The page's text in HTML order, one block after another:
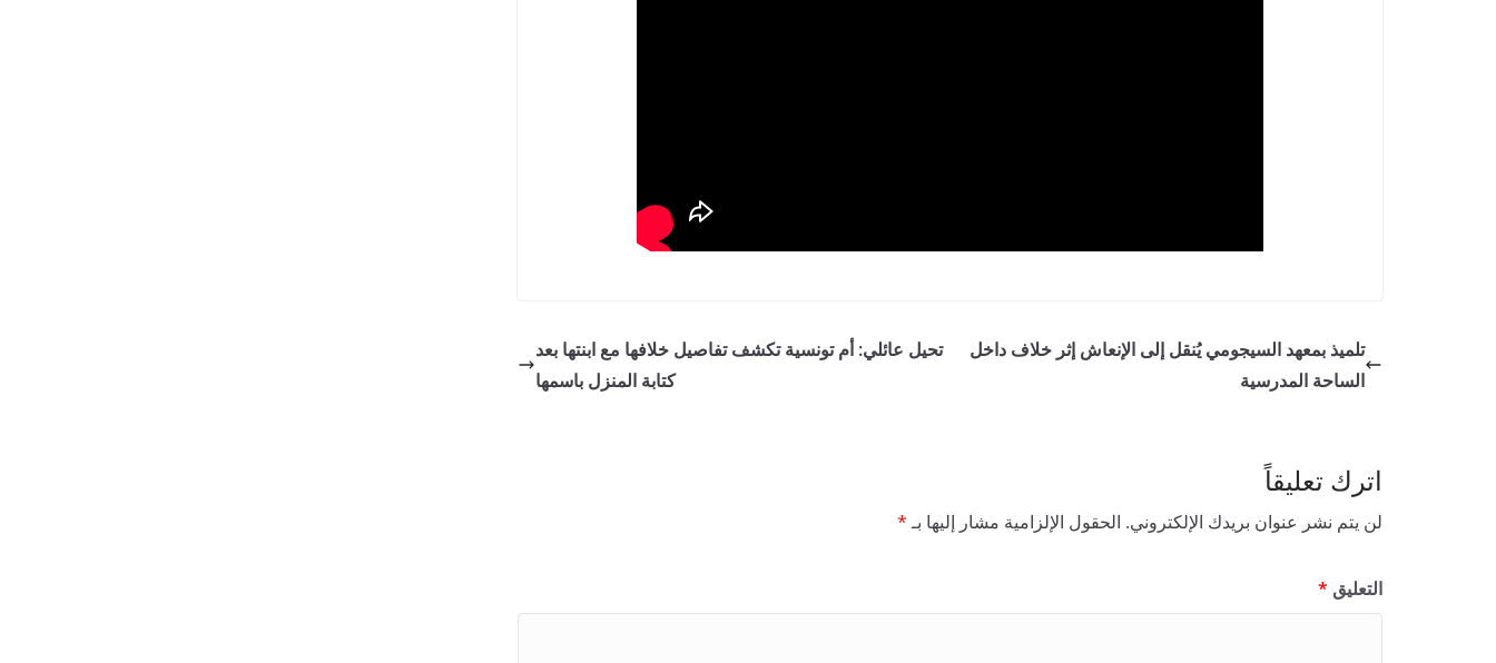
تلميذ بمعهد السيجومي يُنقل إلى الإنعاش إثر خلاف داخل
الساحة المدرسية
تحيل عائلي: أم تونسية تكشف تفاصيل خلافها مع ابنتها بعد
كتابة المنزل باسمها
اترك تعليقاً
لن يتم نشر عنوان بريدك الإلكتروني. الحقول الإلزامية مشار إليها بـ*
التعليق *